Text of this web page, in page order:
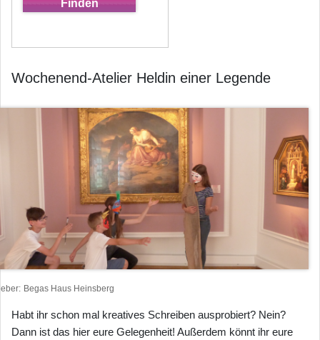
Wochenend-Atelier Heldin einer Legende
Begas Haus Heinsberg
Habt ihr schon mal kreatives Schreiben ausprobiert? Nein?
Dann ist das hier eure Gelegenheit! Außerdem könnt ihr eure